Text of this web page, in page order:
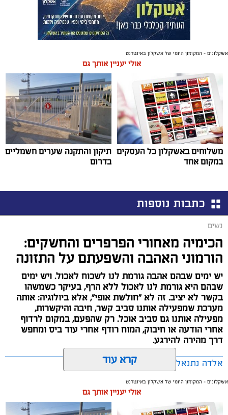
אשקלונים - המקומון היומי של אשקלון באינטרנט
אולי יעניין אותך גם
משלוחים באשקלון כל העסקים
במקום אחד
תיקון והתקנה שערים חשמליים
בדרום
כתבות נוספות
נשים
הכימיה מאחורי הפרפרים והחשקים:
הורמוני האהבה והשפעתם על התזונה
יש ימים שבהם אהבה גורמת לנו לשכוח לאכול. ויש ימים
שבהם היא גורמת לנו לאכול ללא הרף, בעיקר כשמשהו
בקשר לא יציב. זה לא "חולשת אופי", אלא ביולוגיה: אותה
מערכת שמפעילה אותנו סביב קשר, חיבה והיקשרות,
מפעילה אותנו גם סביב אוכל. רק שהפעם, במקום לרדוף
אחרי הודעה או חיבוק, המוח רודף אחרי עוד ביס ומחפש
דרך מהירה להירגע.
אלדה נתנאל / 09:38 23.07.26 קרא עוד
אשקלונים - המקומון היומי של אשקלון באינטרנט
אולי יעניין אותך גם